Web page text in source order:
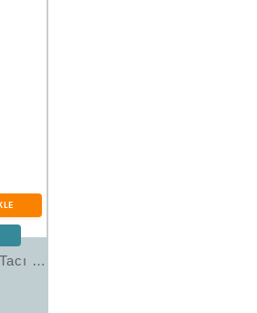
Hk Gümüş Kadın Kolye Kraliçe Tacı |Gümüş Takı Hediyelik Ürünler